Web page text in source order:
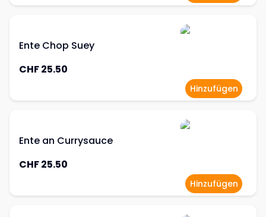
Ente Chop Suey
CHF 25.50
Hinzufügen
Ente an Currysauce
CHF 25.50
Hinzufügen